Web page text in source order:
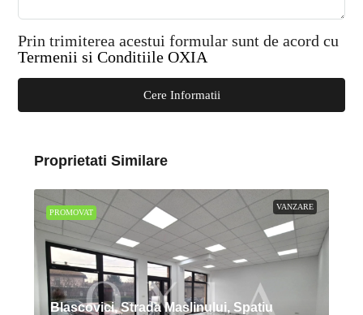
Prin trimiterea acestui formular sunt de acord cu
Termenii si Conditiile OXIA
Cere Informatii
Proprietati Similare
PROMOVAT
VANZARE
Blascovici, Strada Maslinului, Spatiu